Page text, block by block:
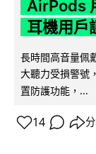
AirPods
耳機用
長時間高音量佩
大聽力受損警號
置防護功能，...
14